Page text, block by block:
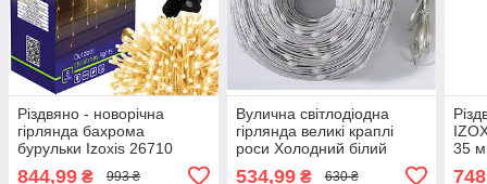
Різдвяно - новорічна
гірлянда бахрома
бурульки Izoxis 26710
світлодіодна 15 м 300 LED
844,99 ₴ 993 ₴
Вулична світлодіодна
гірлянда великі краплі
роси Холодний білий
300Led 30м + 8 режимів
534,99₴ 630 ₴
35